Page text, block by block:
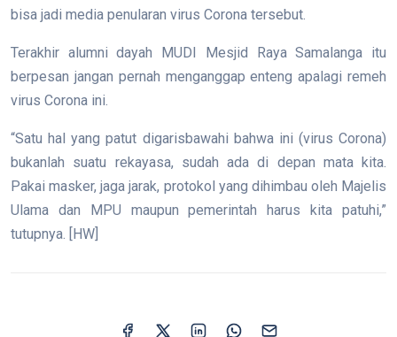
bisa jadi media penularan virus Corona tersebut.
Terakhir alumni dayah MUDI Mesjid Raya Samalanga itu
berpesan jangan pernah menganggap enteng apalagi remeh
virus Corona ini.
“Satu hal yang patut digarisbawahi bahwa ini (virus Corona)
bukanlah suatu rekayasa, sudah ada di depan mata kita.
Pakai masker, jaga jarak, protokol yang dihimbau oleh Majelis
Ulama dan MPU maupun pemerintah harus kita patuhi,”
tutupnya. [HW]